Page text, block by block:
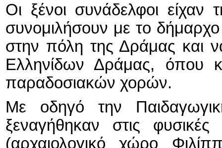
Οι ξένοι συνάδελφοι είχαν
συνομιλήσουν με το
στην πόλη της Δράμας και
Ελληνίδων Δράμας, όπου
παραδοσιακών χορών.
Με οδηγό την
ξεναγήθηκαν στις
(αρχαιολογικό χώρο